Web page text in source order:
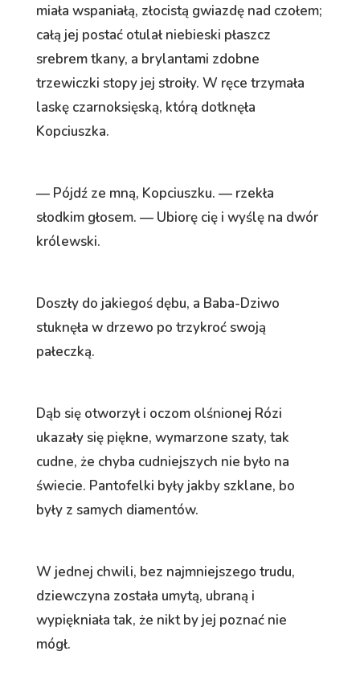
miała wspaniałą, złocistą gwiazdę nad czołem;
całą jej postać otulał niebieski płaszcz
srebrem tkany, a brylantami zdobne
trzewiczki stopy jej stroiły. W ręce trzymała
laskę czarnoksięską, którą dotknęła
Kopciuszka.
— Pójdź ze mną, Kopciuszku. — rzekła
słodkim głosem. — Ubiorę cię i wyślę na dwór
królewski.
Doszły do jakiegoś dębu, a Baba-Dziwo
stuknęła w drzewo po trzykroć swoją
pałeczką.
Dąb się otworzył i oczom olśnionej Rózi
ukazały się piękne, wymarzone szaty, tak
cudne, że chyba cudniejszych nie było na
świecie. Pantofelki były jakby szklane, bo
były z samych diamentów.
W jednej chwili, bez najmniejszego trudu,
dziewczyna została umytą, ubraną i
wypiękniała tak, że nikt by jej poznać nie
mógł.